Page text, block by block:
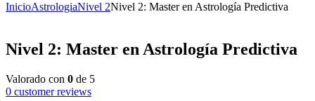
InicioAstrologiaNivel 2Nivel 2: Master en Astrología Predictiva
Nivel 2: Master en Astrología Predictiva
Valorado con 0 de 5
0 customer reviews